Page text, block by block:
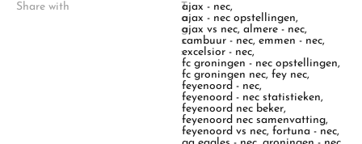
Share with
T
a
g
s
:
ajax - nec,
ajax - nec opstellingen,
ajax vs nec, almere - nec,
cambuur - nec, emmen - nec,
excelsior - nec,
fc groningen - nec opstellingen,
fc groningen nec, fey nec,
feyenoord - nec,
feyenoord - nec statistieken,
feyenoord nec beker,
feyenoord nec samenvatting,
feyenoord vs nec, fortuna - nec,